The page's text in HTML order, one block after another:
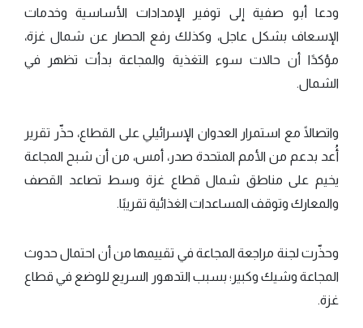
ودعا أبو صفية إلى توفير الإمدادات الأساسية وخدمات
الإسعاف بشكل عاجل، وكذلك رفع الحصار عن شمال غزة،
مؤكدًا أن حالات سوء التغذية والمجاعة بدأت تظهر في
الشمال.
واتصالًا مع استمرار العدوان الإسرائيلي على القطاع، حذّر تقرير
أُعد بدعم من الأمم المتحدة صدر، أمس، من أن شبح المجاعة
يخيم على مناطق شمال قطاع غزة وسط تصاعد القصف
والمعارك وتوقف المساعدات الغذائية تقريبًا.
وحذّرت لجنة مراجعة المجاعة في تقييمها من أن احتمال حدوث
المجاعة وشيك وكبير؛ بسبب التدهور السريع للوضع في قطاع
غزة.